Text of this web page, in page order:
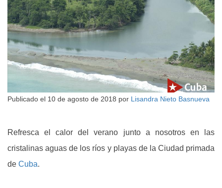
Publicado el 10 de agosto de 2018 por Lisandra Nieto Basnueva
Refresca el calor del verano junto a nosotros en las
cristalinas aguas de los ríos y playas de la Ciudad primada
de Cuba.